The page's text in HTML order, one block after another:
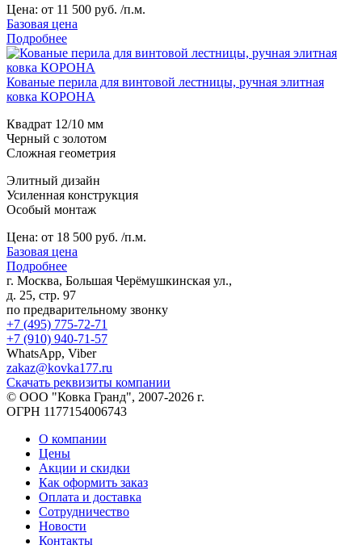
Цена: от 11 500 руб. /п.м.
Базовая цена
Подробнее
Кованые перила для винтовой лестницы, ручная элитная
ковка КОРОНА
Квадрат 12/10 мм
Черный с золотом
Сложная геометрия
Элитный дизайн
Усиленная конструкция
Особый монтаж
Цена: от 18 500 руб. /п.м.
Базовая цена
Подробнее
г. Москва, Большая Черёмушкинская ул.,
д. 25, стр. 97
по предварительному звонку
+7 (495) 775-72-71
+7 (910) 940-71-57
WhatsApp, Viber
zakaz@kovka177.ru
Скачать реквизиты компании
© ООО "Ковка Гранд", 2007-2026 г.
ОГРН 1177154006743
О компании
Цены
Акции и скидки
Как оформить заказ
Оплата и доставка
Сотрудничество
Новости
Контакты